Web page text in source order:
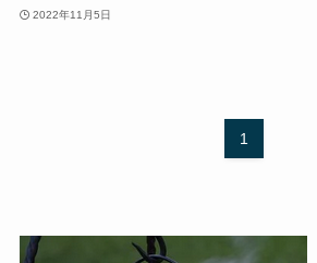
2022年11月5日
1